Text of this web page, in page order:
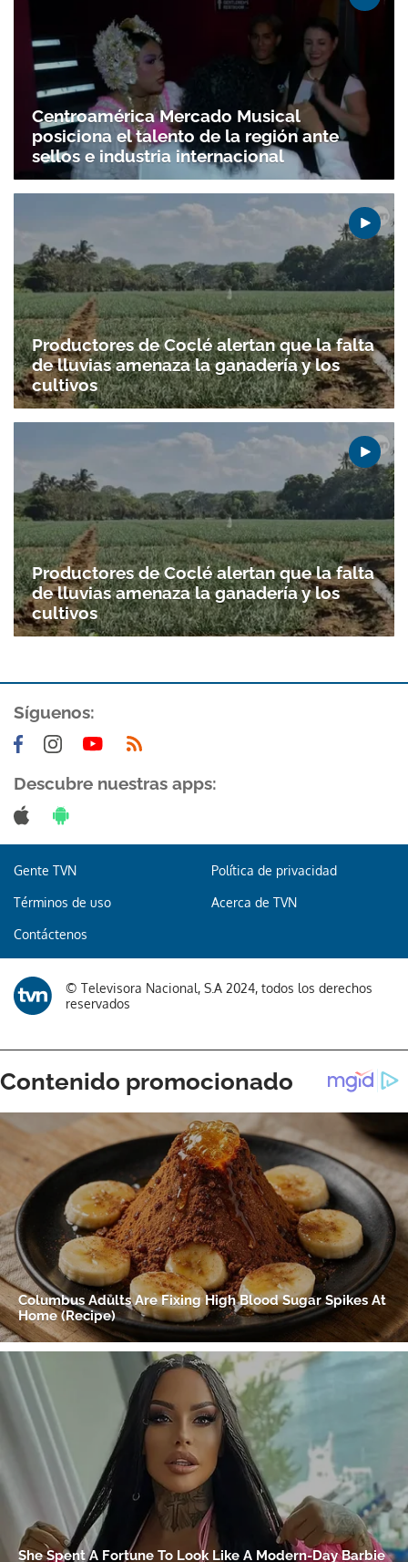
Gracias por suscribirte a nuestro boletín.
ACEPTAR
Centroamérica Mercado Musical
posiciona el talento de la región ante
sellos e industria internacional
Productores de Coclé alertan que la falta
de lluvias amenaza la ganadería y los
cultivos
Productores de Coclé alertan que la falta
de lluvias amenaza la ganadería y los
cultivos
Síguenos:
Descubre nuestras apps:
Gente TVN Política de privacidad
Términos de uso Acerca de TVN
Contáctenos
© Televisora Nacional, S.A 2024, todos los derechos
reservados